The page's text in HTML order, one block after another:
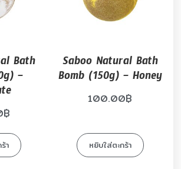
Bath
–
฿
า
Saboo Natural Bath
Bomb (150g) – Honey
100.00฿
หยิบใส่ตะกร้า